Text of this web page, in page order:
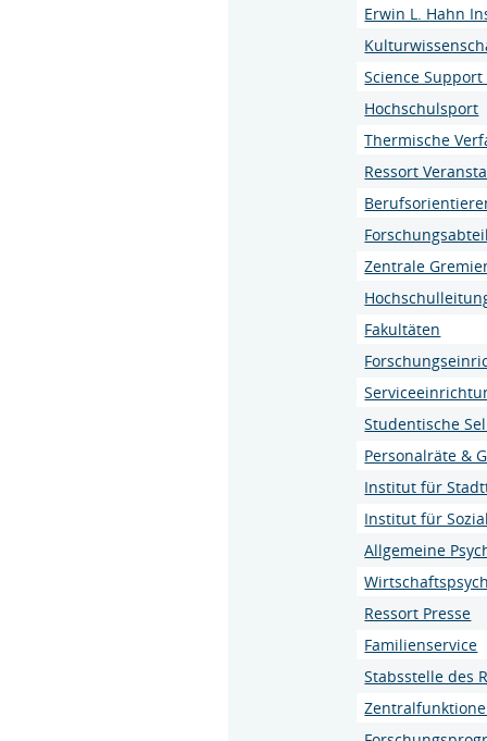
Erwin L. Hahn
Science Support
Hochschulsport
Thermische
Ressort
Zentrale
Fakultäten
Studentische
Personalräte &
Institut für
Institut für
Allgemeine
Ressort Presse
Familienservice
Stabsstelle des